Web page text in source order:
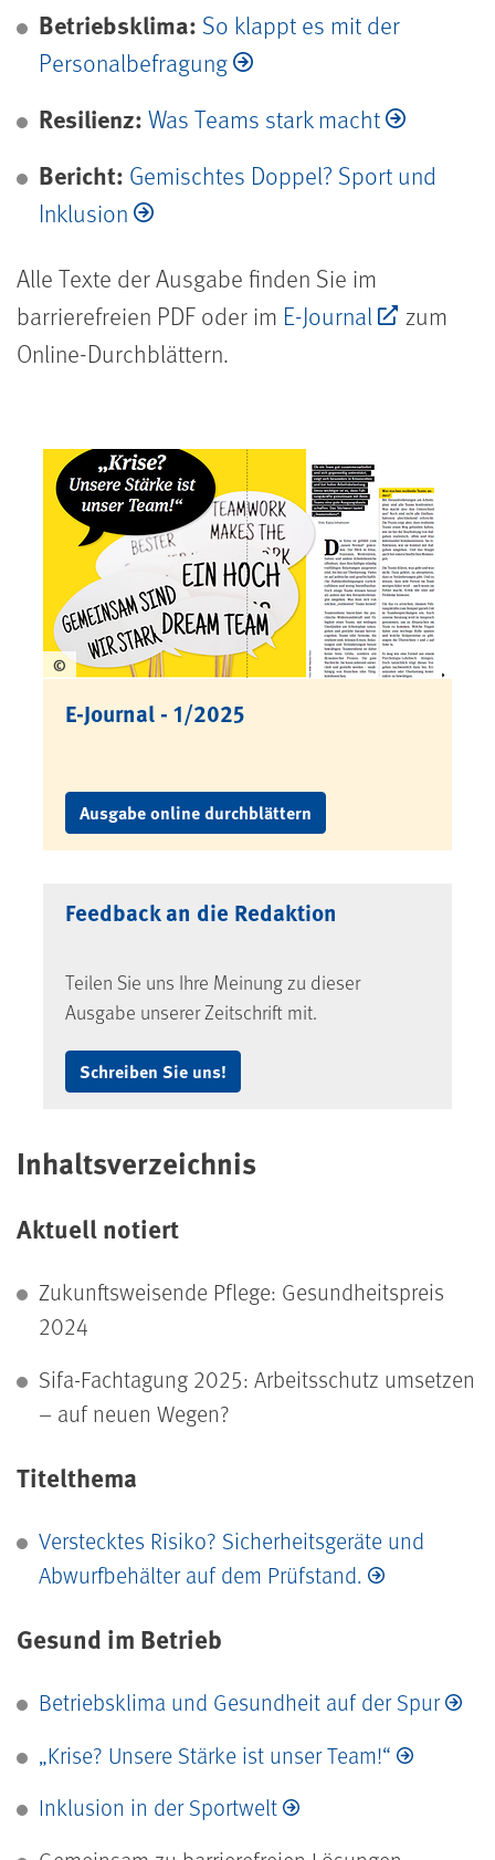
Betriebsklima: So klappt es mit der
Personalbefragung
Resilienz: Was Teams stark macht
Bericht: Gemischtes Doppel? Sport und
Inklusion
Alle Texte der Ausgabe finden Sie im
barrierefreien PDF oder im E-Journal
zum
Online-Durchblättern.
©
E-Journal - 1/2025
Ausgabe online durchblättern
Feedback an die Redaktion
Teilen Sie uns Ihre Meinung zu dieser
Ausgabe unserer Zeitschrift mit.
Schreiben Sie uns!
Inhaltsverzeichnis
Aktuell notiert
Zukunftsweisende Pflege: Gesundheitspreis
2024
Sifa-Fachtagung 2025: Arbeitsschutz umsetzen
– auf neuen Wegen?
Titelthema
Verstecktes Risiko? Sicherheitsgeräte und
Abwurfbehälter auf dem Prüf­stand.
Gesund im Betrieb
Betriebsklima und Gesundheit auf der Spur
„Krise? Unsere Stärke ist unser Team!“
Inklusion in der Sportwelt